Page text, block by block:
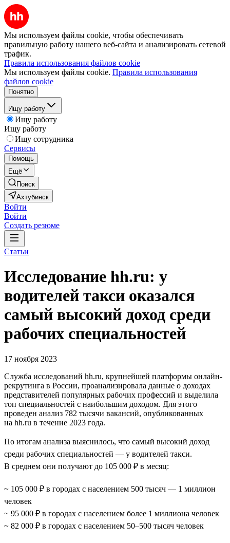
Мы используем файлы cookie, чтобы обеспечивать
правильную работу нашего веб-сайта и анализировать сетевой
трафик.
Правила использования файлов cookie
Мы используем файлы cookie. Правила использования
файлов cookie
Понятно
Ищу работу
Ищу работу
Ищу работу
Ищу сотрудника
Сервисы
Помощь
Ещё
Поиск
Ахтубинск
Войти
Войти
Создать резюме
Статьи
Исследование hh.ru: у
водителей такси оказался
самый высокий доход среди
рабочих специальностей
17 ноября 2023
Служба исследований hh.ru, крупнейшей платформы онлайн-
рекрутинга в России, проанализировала данные о доходах
представителей популярных рабочих профессий и выделила
топ специальностей с наибольшим доходом. Для этого
проведен анализ 782 тысячи вакансий, опубликованных
на hh.ru в течение 2023 года.
По итогам анализа выяснилось, что самый высокий доход
среди рабочих специальностей — у водителей такси.
В среднем они получают до 105 000 ₽ в месяц:
~ 105 000 ₽ в городах с населением 500 тысяч — 1 миллион
человек
~ 95 000 ₽ в городах с населением более 1 миллиона человек
~ 82 000 ₽ в городах с населением 50–500 тысяч человек